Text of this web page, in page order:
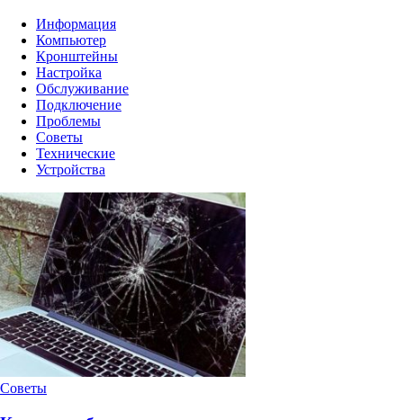
Информация
Компьютер
Кронштейны
Настройка
Обслуживание
Подключение
Проблемы
Советы
Технические
Устройства
Советы